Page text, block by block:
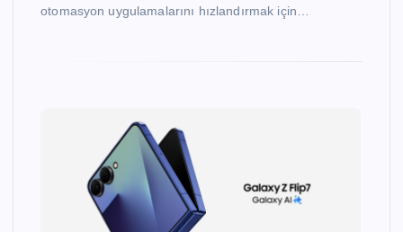
otomasyon uygulamalarını hızlandırmak için…